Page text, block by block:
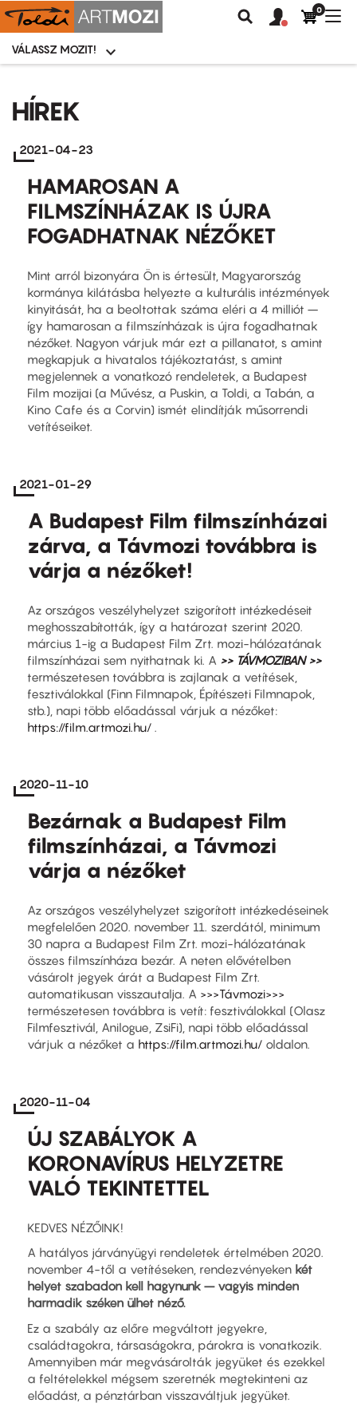
tartalomra
Moziválasztó
menü
VÁLASSZ MOZIT!
Keresés
Felhasználói
fiók
0
HÍREK
2021-04-23
HAMAROSAN A
FILMSZÍNHÁZAK IS ÚJRA
FOGADHATNAK NÉZŐKET
Mint arról bizonyára Ön is értesült, Magyarország
kormánya kilátásba helyezte a kulturális intézmények
kinyitását, ha a beoltottak száma eléri a 4 milliót –
így hamarosan a filmszínházak is újra fogadhatnak
nézőket. Nagyon várjuk már ezt a pillanatot, s amint
megkapjuk a hivatalos tájékoztatást, s amint
megjelennek a vonatkozó rendeletek, a Budapest
Film mozijai (a Művész, a Puskin, a Toldi, a Tabán, a
Kino Cafe és a Corvin) ismét elindítják műsorrendi
vetítéseiket.
2021-01-29
A Budapest Film filmszínházai
zárva, a Távmozi továbbra is
várja a nézőket!
Az országos veszélyhelyzet szigorított intézkedéseit
meghosszabították, így a határozat szerint 2020.
március 1-ig a Budapest Film Zrt. mozi-hálózatának
filmszínházai sem nyithatnak ki. A >> TÁVMOZIBAN >>
természetesen továbbra is zajlanak a vetítések,
fesztiválokkal (Finn Filmnapok, Építészeti Filmnapok,
stb.), napi több előadással várjuk a nézőket:
https://film.artmozi.hu/
2020-11-10
Bezárnak a Budapest Film
filmszínházai, a Távmozi
várja a nézőket
Az országos veszélyhelyzet szigorított intézkedéseinek
megfelelően 2020. november 11. szerdától, minimum
30 napra a Budapest Film Zrt. mozi-hálózatának
összes filmszínháza bezár. A neten elővételben
vásárolt jegyek árát a Budapest Film Zrt.
automatikusan visszautalja. A >>>Távmozi>>>
természetesen továbbra is vetít: fesztiválokkal (Olasz
Filmfesztivál, Anilogue, ZsiFi), napi több előadással
várjuk a nézőket a https://film.artmozi.hu/ oldalon.
2020-11-04
ÚJ SZABÁLYOK A
KORONAVÍRUS HELYZETRE
VALÓ TEKINTETTEL
KEDVES NÉZŐINK!
A hatályos járványügyi rendeletek értelmében 2020.
november 4-től a vetítéseken, rendezvényeken két
helyet szabadon kell hagynunk – vagyis minden
harmadik széken ülhet néző.
Ez a szabály az előre megváltott jegyekre,
családtagokra, társaságokra, párokra is vonatkozik.
Amennyiben már megvásárolták jegyüket és ezekkel
a feltételekkel mégsem szeretnék megtekinteni az
előadást, a pénztárban visszaváltjuk jegyüket.